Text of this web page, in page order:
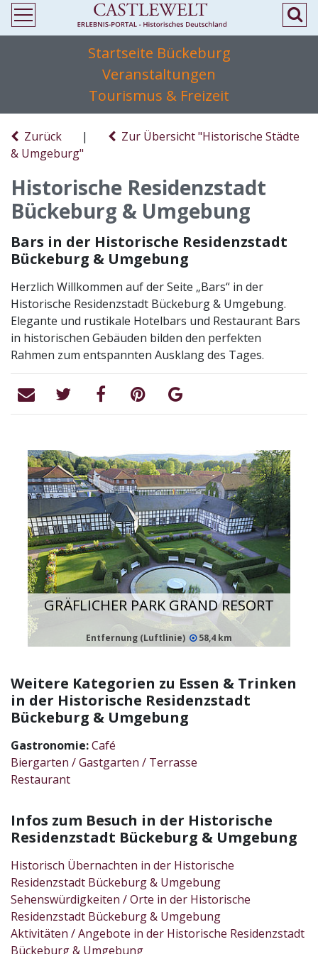
Startseite Bückeburg
Veranstaltungen
Tourismus & Freizeit
Zurück |
Zur Übersicht "Historische Städte
& Umgeburg"
Historische Residenzstadt
Bückeburg & Umgebung
Bars in der Historische Residenzstadt
Bückeburg & Umgebung
Herzlich Willkommen auf der Seite „Bars“ in der
Historische Residenzstadt Bückeburg & Umgebung.
Elegante und rustikale Hotelbars und Restaurant Bars
in historischen Gebäuden bilden den perfekten
Rahmen zum entspannten Ausklang des Tages.
GRÄFLICHER PARK GRAND RESORT
Entfernung (Luftlinie) 58,4 km
Weitere Kategorien zu Essen & Trinken
in der Historische Residenzstadt
Bückeburg & Umgebung
Gastronomie:Café
Biergarten / Gastgarten / Terrasse
Restaurant
Infos zum Besuch in der Historische
Residenzstadt Bückeburg & Umgebung
Historisch Übernachten in der Historische
Residenzstadt Bückeburg & Umgebung
Sehenswürdigkeiten / Orte in der Historische
Residenzstadt Bückeburg & Umgebung
Aktivitäten / Angebote in der Historische Residenzstadt
Bückeburg & Umgebung